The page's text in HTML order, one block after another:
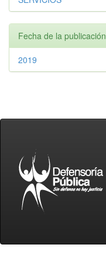
Fecha de la publicación
2019